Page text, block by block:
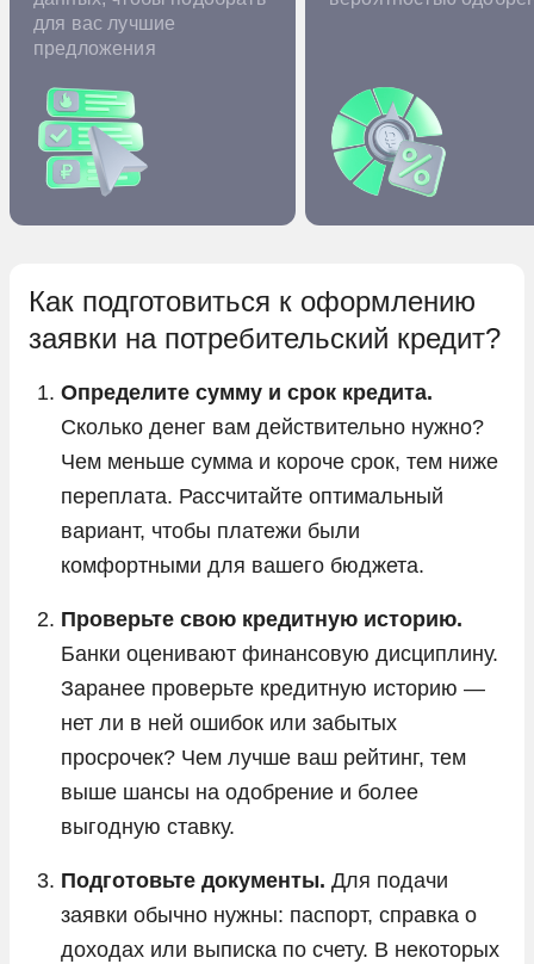
для вас лучшие
предложения
Как подготовиться к оформлению
заявки на потребительский кредит?
Определите сумму и срок кредита.
Сколько денег вам действительно нужно?
Чем меньше сумма и короче срок, тем ниже
переплата. Рассчитайте оптимальный
вариант, чтобы платежи были
комфортными для вашего бюджета.
Проверьте свою кредитную историю.
Банки оценивают финансовую дисциплину.
Заранее проверьте кредитную историю —
нет ли в ней ошибок или забытых
просрочек? Чем лучше ваш рейтинг, тем
выше шансы на одобрение и более
выгодную ставку.
Подготовьте документы. Для подачи
заявки обычно нужны: паспорт, справка о
доходах или выписка по счету. В некоторых